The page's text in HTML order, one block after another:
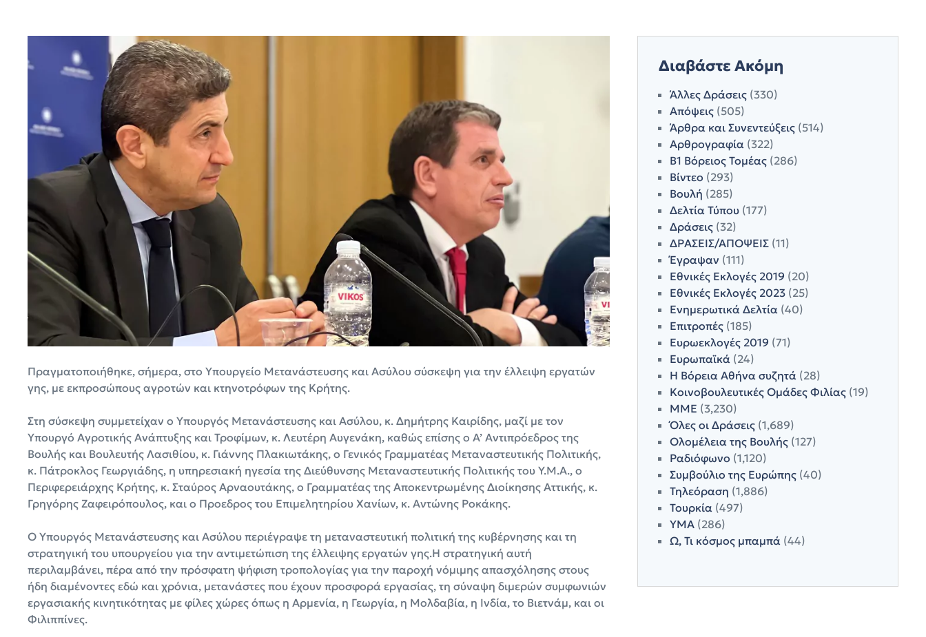
Πραγματοποιήθηκε, σήμερα, στο Υπουργείο Μετανάστευσης και Ασύλου σύσκεψη για την έλλειψη εργατών
γης, με εκπροσώπους αγροτών και κτηνοτρόφων της Κρήτης.
Στη σύσκεψη συμμετείχαν ο Υπουργός Μετανάστευσης και Ασύλου, κ. Δημήτρης Καιρίδης, μαζί με τον
Υπουργό Αγροτικής Ανάπτυξης και Τροφίμων, κ. Λευτέρη Αυγενάκη, καθώς επίσης ο Α’ Αντιπρόεδρος της
Βουλής και Βουλευτής Λασιθίου, κ. Γιάννης Πλακιωτάκης, ο Γενικός Γραμματέας Μεταναστευτικής Πολιτικής,
κ. Πάτροκλος Γεωργιάδης, η υπηρεσιακή ηγεσία της Διεύθυνσης Μεταναστευτικής Πολιτικής του Υ.Μ.Α., ο
Περιφερειάρχης Κρήτης, κ. Σταύρος Αρναουτάκης, ο Γραμματέας της Αποκεντρωμένης Διοίκησης Αττικής, κ.
Γρηγόρης Ζαφειρόπουλος, και ο Προεδρος του Επιμελητηρίου Χανίων, κ. Αντώνης Ροκάκης.
Ο Υπουργός Μετανάστευσης και Ασύλου περιέγραψε τη μεταναστευτική πολιτική της κυβέρνησης και τη
στρατηγική του υπουργείου για την αντιμετώπιση της έλλειψης εργατών γης.Η στρατηγική αυτή
περιλαμβάνει, πέρα από την πρόσφατη ψήφιση τροπολογίας για την παροχή νόμιμης απασχόλησης στους
ήδη διαμένοντες εδώ και χρόνια, μετανάστες που έχουν προσφορά εργασίας, τη σύναψη διμερών συμφωνιών
εργασιακής κινητικότητας με φίλες χώρες όπως η Αρμενία, η Γεωργία, η Μολδαβία, η Ινδία, το Βιετνάμ, και οι
Φιλιππίνες.
Διαβάστε Ακόμη
Άλλες Δράσεις(330)
Απόψεις(505)
Άρθρα και Συνεντεύξεις(514)
Αρθρογραφία(322)
Β1 Βόρειος Τομέας(286)
Βίντεο (293)
Βουλή (285)
Δελτία Τύπου(177)
Δράσεις(32)
ΔΡΑΣΕΙΣ/ΑΠΟΨΕΙΣ(11)
Έγραψαν (111)
Εθνικές Εκλογές 2019 (20)
Εθνικές Εκλογές 2023(25)
Ενημερωτικά Δελτία(40)
Επιτροπές(185)
Ευρωεκλογές 2019 (71)
Ευρωπαϊκά(24)
Η Βόρεια Αθήνα συζητά(28)
Κοινοβουλευτικές Ομάδες Φιλίας(19)
ΜΜΕ (3,230)
Όλες οι Δράσεις(1,689)
Ολομέλεια της Βουλής(127)
Ραδιόφωνο (1,120)
Συμβούλιο της Ευρώπης(40)
Τηλεόραση (1,886)
Τουρκία(497)
ΥΜΑ(286)
Ω, Τι κόσμος μπαμπά(44)